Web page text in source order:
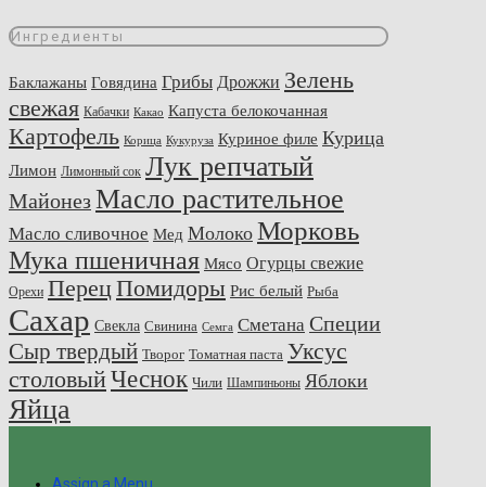
Ингредиенты
Баклажаны Говядина Грибы Дрожжи Зелень
свежая Кабачки Какао Капуста белокочанная
Картофель Корица Кукуруза Куриное филе Курица
Лимон Лимонный сок Лук репчатый
МайонезМасло растительное
Масло сливочное Мед Молоко Морковь
Мука пшеничная Мясо Огурцы свежие
Орехи ПерецПомидоры Рис белый Рыба
Сахар Свекла Свинина Семга Сметана Специи
Сыр твердый Творог Томатная паста Уксус
столовыйЧеснок Чили Шампиньоны Яблоки
Яйца
Assign a Menu